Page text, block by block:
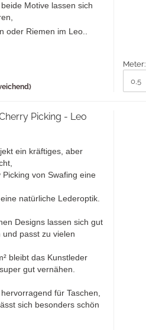
Motive lassen sich
oder Riemen im Leo.
Meter:
Picking - Leo
ein kräftiges, aber
von Swafing eine
natürliche Lederoptik.
Designs lassen sich gut
passt zu vielen
bleibt das Kunstleder
gut vernähen.
für Taschen,
sich besonders schön